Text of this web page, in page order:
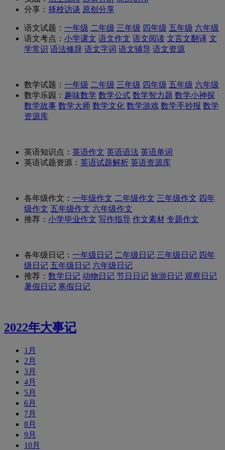
分享： 择校访谈 原创分享
语文试题： 一年级 二年级 三年级 四年级 五年级 六年级
语文考点： 小学课文 语文作文 语文阅读 文言文翻译 文
学常识 语法修辞 语文字词 语文辅导 语文资源
数学试题： 一年级 二年级 三年级 四年级 五年级 六年级
数学乐园： 趣味数学 数学公式 数学智力题 数学小神探
数学故事 数学大师 数学文化 数学游戏 数学手抄报 数学
资源库
英语知识点： 英语作文 英语语法 英语单词
英语试题资源： 英语试题解析 英语资源库
各年级作文： 一年级作文 二年级作文 三年级作文 四年
级作文 五年级作文 六年级作文
推荐： 小学毕业作文 写作指导 作文素材 专题作文
各年级日记： 一年级日记 二年级日记 三年级日记 四年
级日记 五年级日记 六年级日记
推荐： 数学日记 动物日记 节日日记 旅游日记 观察日记
暑假日记 寒假日记
2022年大事记
1月
2月
3月
4月
5月
6月
7月
8月
9月
10月